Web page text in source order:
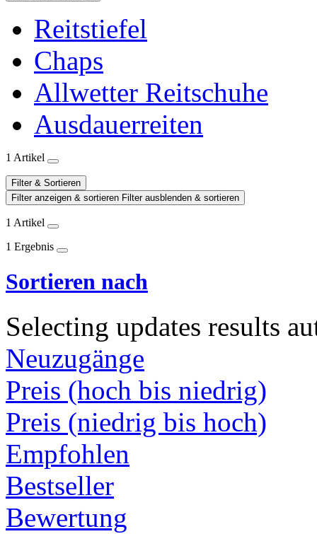
Reitstiefel
Chaps
Allwetter Reitschuhe
Ausdauerreiten
1 Artikel
Filter & Sortieren
Filter anzeigen & sortieren Filter ausblenden & sortieren
1 Artikel
1 Ergebnis
Sortieren nach
Selecting updates results
Neuzugänge
Preis (hoch bis niedrig)
Preis (niedrig bis hoch)
Empfohlen
Bestseller
Bewertung